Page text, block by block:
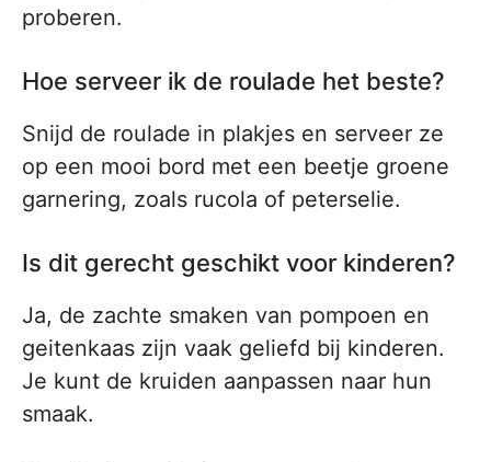
proberen.
Hoe serveer ik de roulade het beste?
Snijd de roulade in plakjes en serveer ze
op een mooi bord met een beetje groene
garnering, zoals rucola of peterselie.
Is dit gerecht geschikt voor kinderen?
Ja, de zachte smaken van pompoen en
geitenkaas zijn vaak geliefd bij kinderen.
Je kunt de kruiden aanpassen naar hun
smaak.